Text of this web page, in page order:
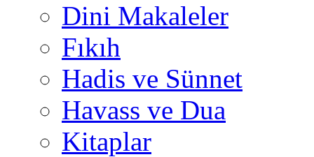
Dini Makaleler
Fıkıh
Hadis ve Sünnet
Havass ve Dua
Kitaplar